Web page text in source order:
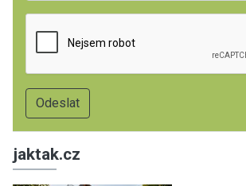
jaktak.cz